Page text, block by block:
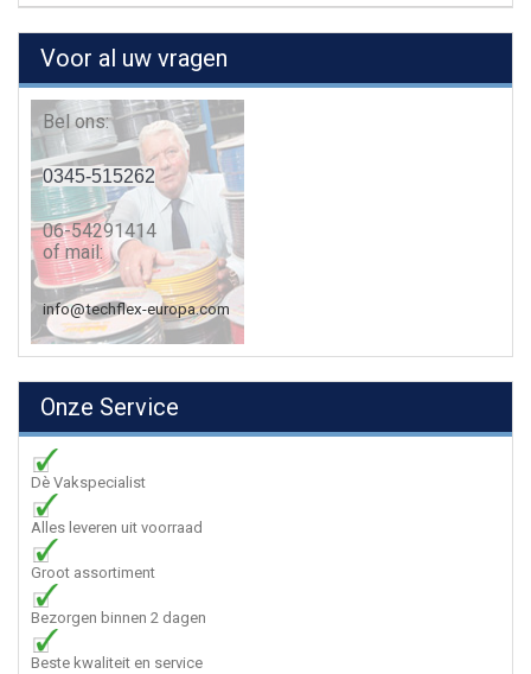
Voor al uw vragen
Bel ons:
0345-515262
06-54291414
of mail:
info@techflex-europa.com
Onze Service
Dè Vakspecialist
Alles leveren uit voorraad
Groot assortiment
Bezorgen binnen 2 dagen
Beste kwaliteit en service